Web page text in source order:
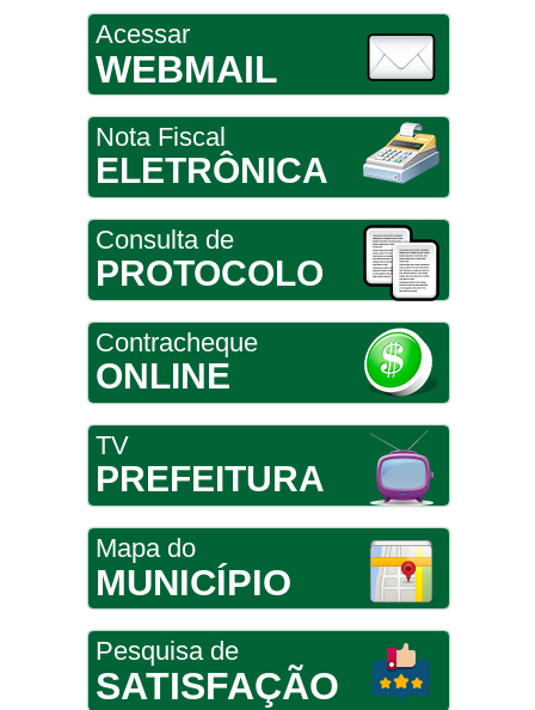
Acessar
WEBMAIL
Nota Fiscal
ELETRÔNICA
Consulta de
PROTOCOLO
Contracheque
ONLINE
TV
PREFEITURA
Mapa do
MUNICÍPIO
Pesquisa de
SATISFAÇÃO